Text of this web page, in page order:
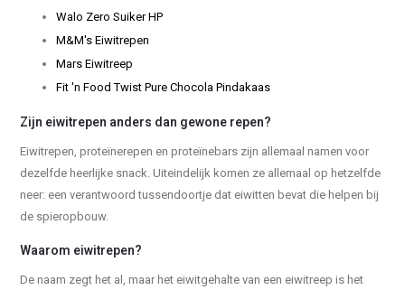
Walo Zero Suiker HP
M&M's Eiwitrepen
Mars Eiwitreep
Fit 'n Food Twist Pure Chocola Pindakaas
Zijn eiwitrepen anders dan gewone repen?
Eiwitrepen, proteïnerepen en proteïnebars zijn allemaal namen voor
dezelfde heerlijke snack. Uiteindelijk komen ze allemaal op hetzelfde
neer: een verantwoord tussendoortje dat eiwitten bevat die helpen bij
de spieropbouw.
Waarom eiwitrepen?
De naam zegt het al, maar het eiwitgehalte van een eiwitreep is het